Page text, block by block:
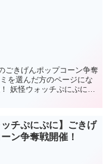
ごきげんポップコーン争奪
を選んだ方のページにな
妖怪ウォッチぷにぷにポ
ッチぷにぷに】ごきげ
ン争奪戦開催！